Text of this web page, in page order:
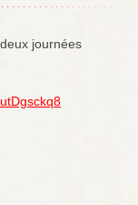
journées